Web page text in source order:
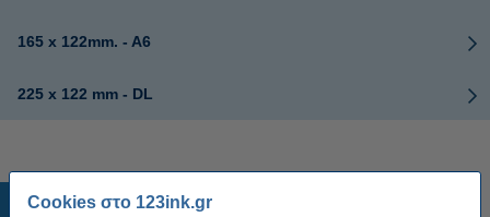
Cookies στο 123ink.gr
165 x 122mm. - A6
225 x 122 mm - DL
Δημοφιλή προϊόντα